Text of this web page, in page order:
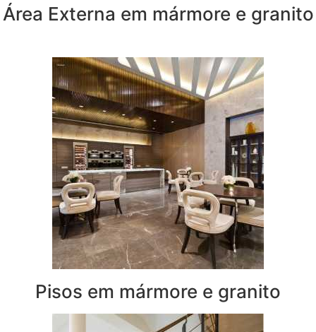
Área Externa em mármore e granito
Pisos em mármore e granito